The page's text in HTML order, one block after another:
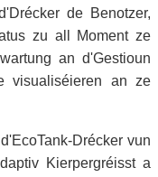
de Benotzer,
zu all Moment ze
an d'Gestioun
visualiséieren an ze
Drécker vun
Kierpergréisst a